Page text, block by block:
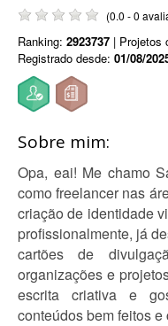
(0.0 - 0
Ranking: 2923737 | Projetos
Registrado desde: 01/08/
Sobre mim:
Opa, eai! Me chamo
como freelancer nas
criação de identidade
profissionalmente, já
cartões de
organizações e
escrita criativa e
conteúdos bem feitos